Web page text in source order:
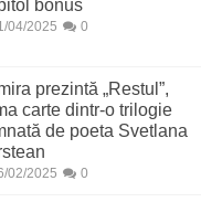
bonus
04/2025 0
prezintă „Restul”,
carte dintr-o trilogie
de poeta Svetlana
02/2025 0